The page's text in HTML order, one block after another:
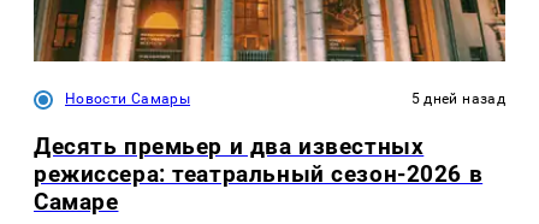
Новости Самары 5 дней назад
Десять премьер и два известных
режиссера: театральный сезон-2026 в
Самаре